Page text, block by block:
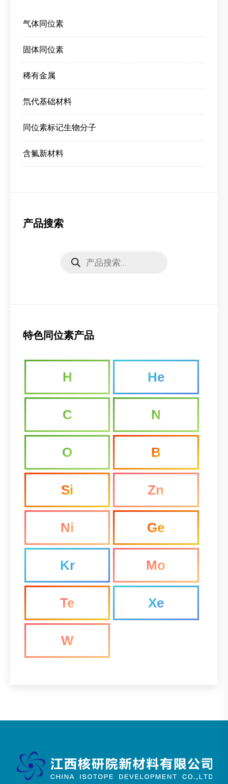
气体同位素
固体同位素
稀有金属
氘代基础材料
同位素标记生物分子
含氟新材料
产品搜索
search
特色同位素产品
H He
C N
O B
Si Zn
Ni Ge
Kr Mo
Te Xe
W